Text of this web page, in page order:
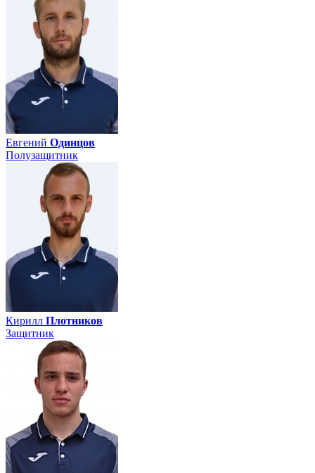
Евгений Одинцов
Полузащитник
Кирилл Плотников
Защитник